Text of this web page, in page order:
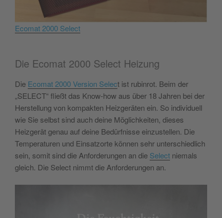
Ecomat 2000 Select
Die Ecomat 2000 Select Heizung
Die Ecomat 2000 Version Select ist rubinrot. Beim der
„SELECT“ fließt das Know-how aus über 18 Jahren bei der
Herstellung von kompakten Heizgeräten ein. So individuell
wie Sie selbst sind auch deine Möglichkeiten, dieses
Heizgerät genau auf deine Bedürfnisse einzustellen. Die
Temperaturen und Einsatzorte können sehr unterschiedlich
sein, somit sind die Anforderungen an die Select niemals
gleich. Die Select nimmt die Anforderungen an.